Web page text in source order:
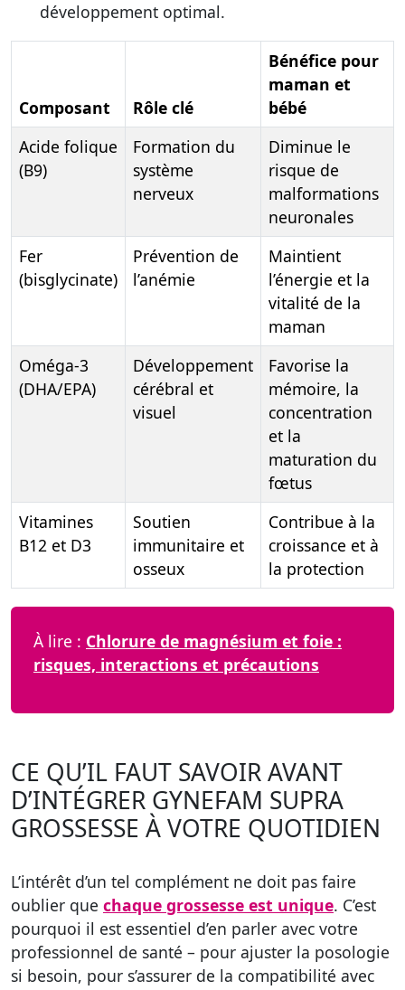
développement optimal.
Composant Rôle clé
Bénéfice pour
maman et
bébé
Acide folique
(B9)
Formation du
système
nerveux
Diminue le
risque de
malformations
neuronales
Fer
(bisglycinate)
Prévention de
l’anémie
Maintient
l’énergie et la
vitalité de la
maman
Oméga-3
(DHA/EPA)
Développement
cérébral et
visuel
Favorise la
mémoire, la
concentration
et la
maturation du
fœtus
Vitamines
B12 et D3
Soutien
immunitaire et
osseux
Contribue à la
croissance et à
la protection
À lire : Chlorure de magnésium et foie :
risques, interactions et précautions
CE QU’IL FAUT SAVOIR AVANT
D’INTÉGRER GYNEFAM SUPRA
GROSSESSE À VOTRE QUOTIDIEN
L’intérêt d’un tel complément ne doit pas faire
oublier que chaque grossesse est unique. C’est
pourquoi il est essentiel d’en parler avec votre
professionnel de santé – pour ajuster la posologie
si besoin, pour s’assurer de la compatibilité avec